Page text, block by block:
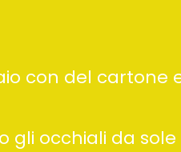
con del cartone
gli occhiali da sole